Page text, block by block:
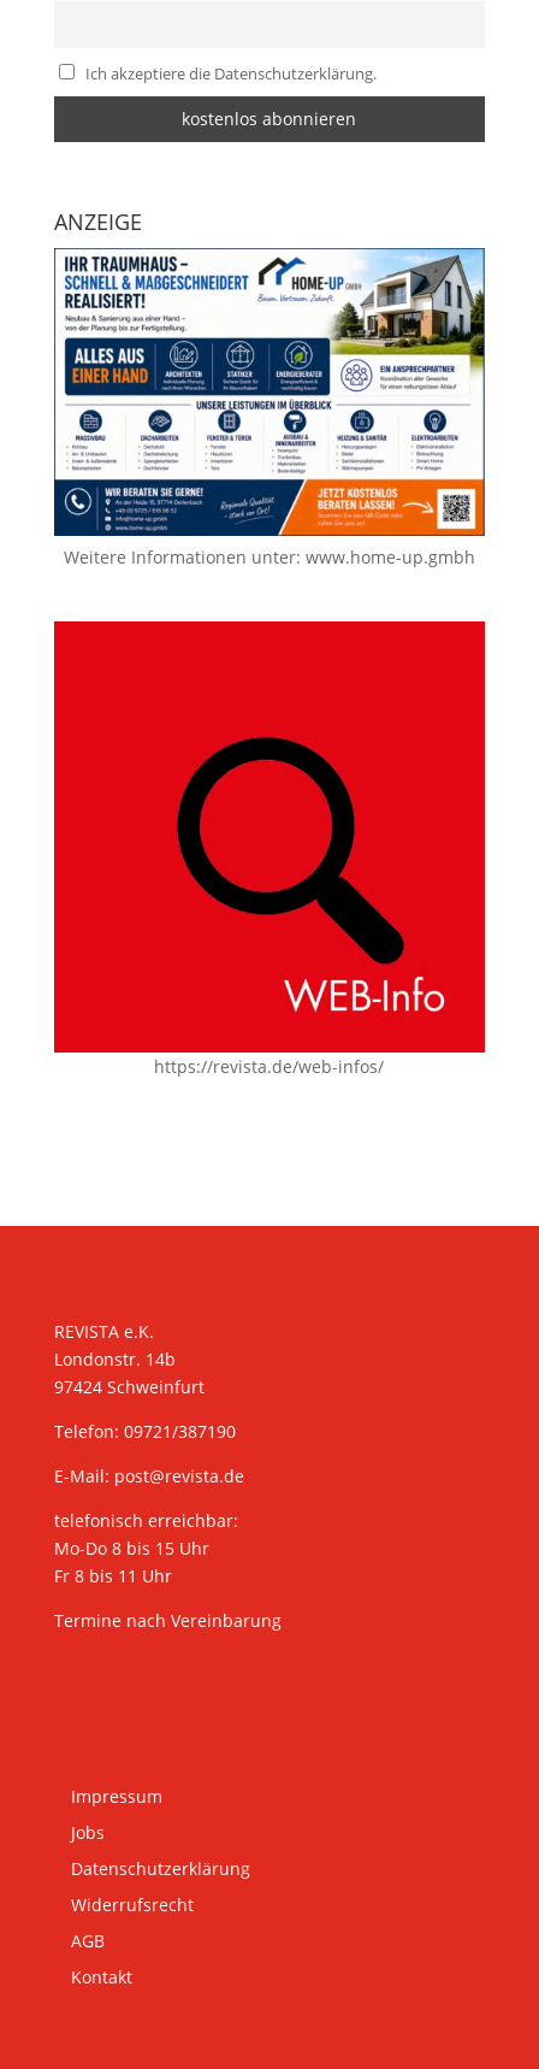
Ich akzeptiere die Datenschutzerklärung.
ANZEIGE
Weitere Informationen unter: www.home-up.gmbh
https://revista.de/web-infos/
REVISTA e.K.
Londonstr. 14b
97424 Schweinfurt
Telefon: 09721/387190
E-Mail: post@revista.de
telefonisch erreichbar:
Mo-Do 8 bis 15 Uhr
Fr 8 bis 11 Uhr
Termine nach Vereinbarung
Impressum
Jobs
Datenschutzerklärung
Widerrufsrecht
AGB
Kontakt